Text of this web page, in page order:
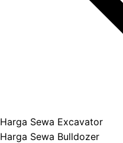
Harga Sewa Excavator
Harga Sewa Bulldozer